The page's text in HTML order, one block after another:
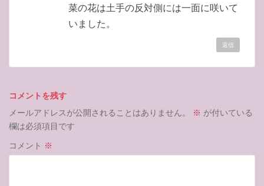
菜の花は土手の反対側には一面に咲いて
いました。
返信
コメントを残す
メールアドレスが公開されることはありません。
※ が付いている
欄は必須項目です
コメント ※